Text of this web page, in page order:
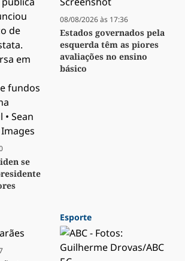
se
08/08/2026 às 17:36
Estados governados pela
esquerda têm as piores
avaliações no ensino
básico
Esporte